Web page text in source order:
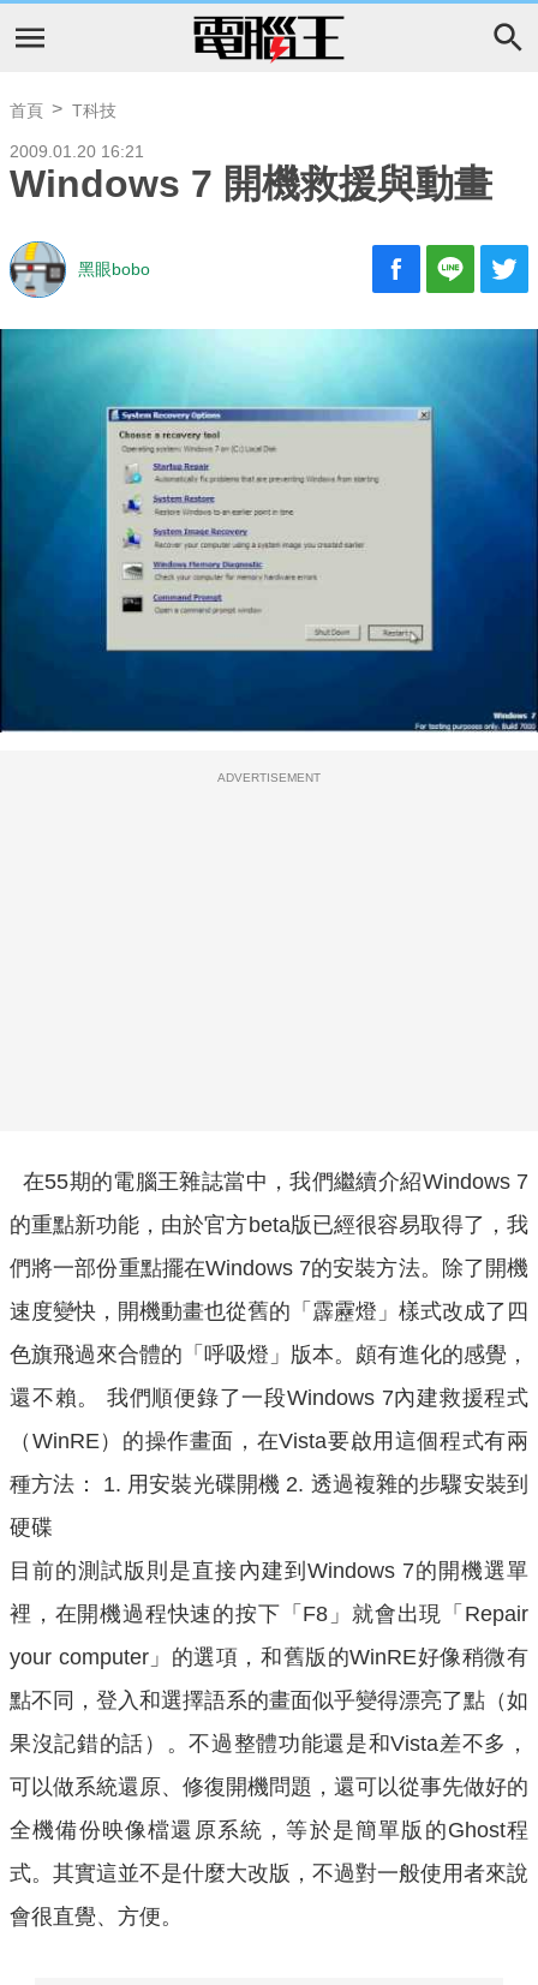
首頁 T科技
2009.01.20 16:21
Windows 7 開機救援與動畫
黑眼bobo
ADVERTISEMENT
在55期的電腦王雜誌當中，我們繼續介紹Windows 7
的重點新功能，由於官方beta版已經很容易取得了，我
們將一部份重點擺在Windows 7的安裝方法。除了開機
速度變快，開機動畫也從舊的「霹靂燈」樣式改成了四
色旗飛過來合體的「呼吸燈」版本。頗有進化的感覺，
還不賴。 我們順便錄了一段Windows 7內建救援程式
（WinRE）的操作畫面，在Vista要啟用這個程式有兩
種方法： 1. 用安裝光碟開機 2. 透過複雜的步驟安裝到
硬碟
目前的測試版則是直接內建到Windows 7的開機選單
裡，在開機過程快速的按下「F8」就會出現「Repair
your computer」的選項，和舊版的WinRE好像稍微有
點不同，登入和選擇語系的畫面似乎變得漂亮了點（如
果沒記錯的話）。不過整體功能還是和Vista差不多，
可以做系統還原、修復開機問題，還可以從事先做好的
全機備份映像檔還原系統，等於是簡單版的Ghost程
式。其實這並不是什麼大改版，不過對一般使用者來說
會很直覺、方便。